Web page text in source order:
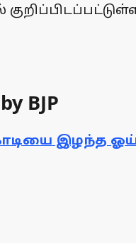
BJP
இழந்த